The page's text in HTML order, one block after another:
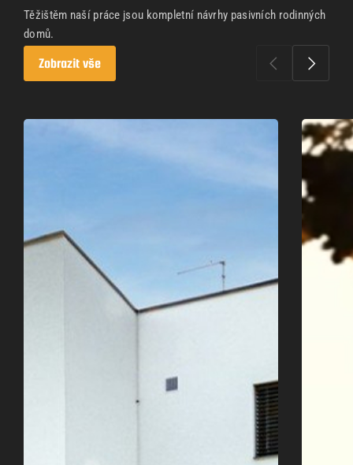
Těžištěm naší práce jsou kompletní návrhy pasivních rodinných
domů.
Zobrazit vše